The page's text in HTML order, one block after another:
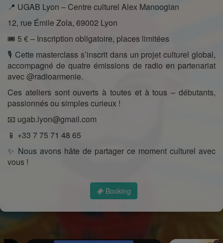
📍 UGAB Lyon – Centre culturel Alex Manoogian
12, rue Émile Zola, 69002 Lyon
🎟 5 € – Inscription obligatoire, places limitées
🎙️ Cette masterclass s’inscrit dans un projet culturel global,
accompagné de quatre émissions de radio en partenariat
avec @radioarmenie.
Ces ateliers sont ouverts à toutes et à tous – débutants,
passionnés ou simples curieux !
📧 ugab.lyon@gmail.com
📱 +33 7 75 71 48 65
✨ Nous avons hâte de partager ce moment culturel avec
vous !
Booking